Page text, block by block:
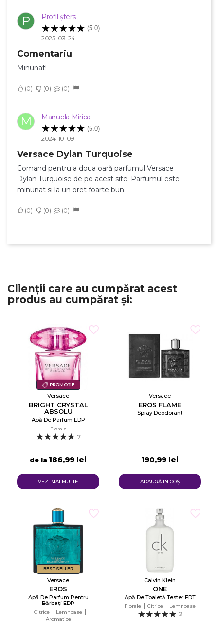
P Profil șters
(5.0)
2025-03-24
Comentariu
Minunat!
0 0 0
M Manuela Mirica
(5.0)
2024-10-09
Versace Dylan Turquoise
Comand pentru a doua oară parfumul Versace
Dylan Turquoise de pe acest site. Parfumul este
minunat si la un pret foarte bun.
0 0 0
Clienții care au cumpărat acest
produs au cumpărat și:
PROMOȚIE
Versace
BRIGHT CRYSTAL
ABSOLU
Apă De Parfum EDP
Florale
7
de la 186,99 lei
VEZI MAI MULTE
Versace
EROS FLAME
Spray Deodorant
190,99 lei
ADAUGĂ IN COŞ
BESTSELLER
Versace
EROS
Apă De Parfum Pentru
Bărbați EDP
Citrice
Lemnoase
Aromatice
Calvin Klein
ONE
Apă De Toaletă Tester EDT
Florale Citrice Lemnoase
2
Numele listei de dorinte